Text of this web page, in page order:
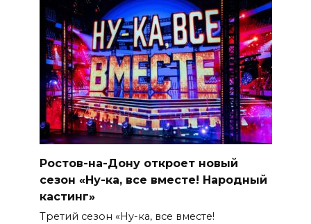
Ростов-на-Дону откроет новый
сезон «Ну-ка, все вместе! Народный
кастинг»
Третий сезон «Ну-ка, все вместе!